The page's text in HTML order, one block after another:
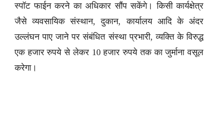
स्पॉट फाईन करने का अधिकार सौंप सकेंगे। किसी कार्यक्षेत्र
जैसे व्यवसायिक संस्थान, दुकान, कार्यालय आदि के अंदर
उल्लंघन पाए जाने पर संबंधित संस्था प्रभारी, व्यक्ति के विरुद्ध
एक हजार रुपये से लेकर 10 हजार रुपये तक का जुर्माना वसूल
करेगा।